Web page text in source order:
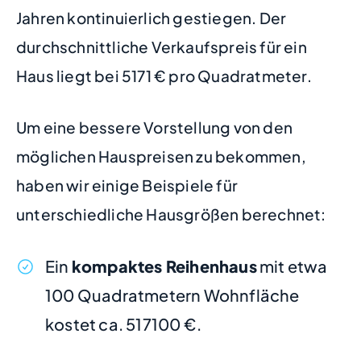
Jahren kontinuierlich gestiegen. Der
durchschnittliche Verkaufspreis für ein
Haus liegt bei 5171 € pro Quadratmeter.
Um eine bessere Vorstellung von den
möglichen Hauspreisen zu bekommen,
haben wir einige Beispiele für
unterschiedliche Hausgrößen berechnet:
Ein kompaktes Reihenhausmit etwa
100 Quadratmetern Wohnfläche
kostet ca. 517100 €.